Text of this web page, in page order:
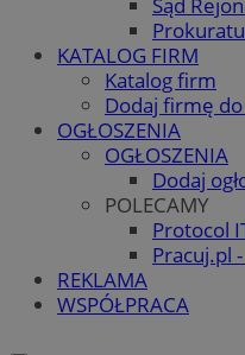
KATALOG FIRM
Katalog firm
Dodaj firmę
OGŁOSZENIA
OGŁOSZENIA
Dodaj
POLECAMY
Protocol
Pracuj.pl
REKLAMA
WSPÓŁPRACA